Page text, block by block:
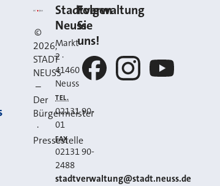
Stadt Neuss
©
2026,
STADT
NEUSS
–
Der
Bürgermeister
·
Pressestelle
Kontakt
Stadtverwaltung
Neuss
Markt
2 ·
41460
Neuss
TEL.
02131 90-
01
FAX
02131 90-
2488
E-MAIL
stadtverwaltung@stadt.neuss.de
Folgen
Sie
uns!